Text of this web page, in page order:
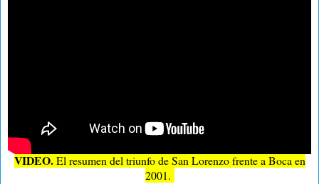
VIDEO.El resumen del triunfo de San Lorenzo frente a Boca en
2001.